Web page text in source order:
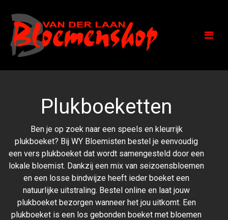
Plukboeketten
Ben je op zoek naar een speels en kleurrijk
plukboeket? Bij WY Bloemisten bestel je eenvoudig
een vers plukboeket dat wordt samengesteld door een
lokale bloemist. Dankzij een mix van seizoensbloemen
en een losse bindwijze heeft ieder boeket een
natuurlijke uitstraling. Bestel online en laat jouw
plukboeket bezorgen wanneer het jou uitkomt. Een
plukboeket is een los gebonden boeket met bloemen